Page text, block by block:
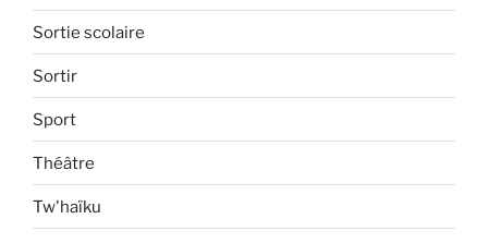
Sortie scolaire
Sortir
Sport
Théâtre
Tw'haïku